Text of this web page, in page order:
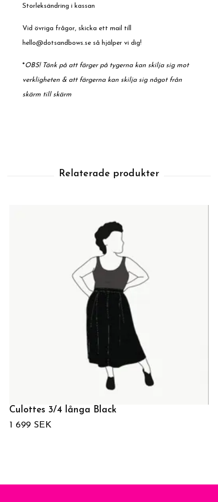
Storleksändring i kassan
Vid övriga frågor, skicka ett mail till
hello@dotsandbows.se så hjälper vi dig!
*OBS! Tänk på att färger på tygerna kan skilja sig mot
verkligheten & att färgerna kan skilja sig något från
skärm till skärm
Culottes 3/4 långa Black
1 699 SEK